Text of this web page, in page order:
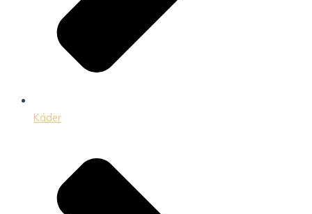
Káder